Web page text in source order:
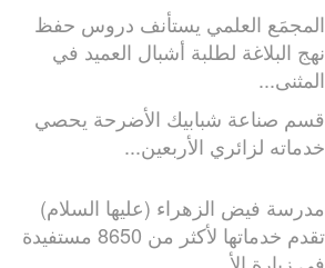
المجمَع العلمي يستأنف دروس حفظ
نهج البلاغة لطلبة أشبال العميد في
المثنى...
قسم صناعة شبابيك الأضرحة يحصي
خدماته لزائري الأربعين...
مدرسة فيض الزهراء (عليها السلام)
تقدم خدماتها لأكثر من 8650 مستفيدة